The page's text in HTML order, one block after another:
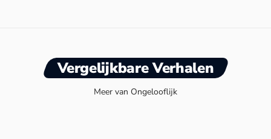
Vergelijkbare Verhalen
Meer van Ongelooflijk